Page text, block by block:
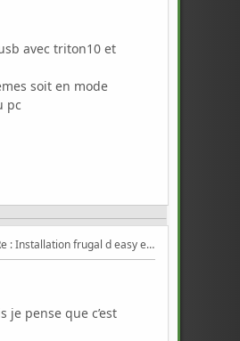
avec triton10 et
soit en mode
pc
Re : Installation frugal d easy et triton
pense que c’est